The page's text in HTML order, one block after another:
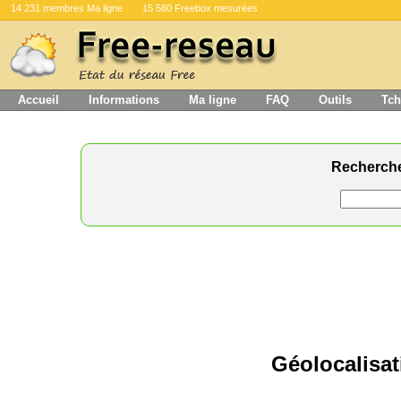
14 231 membres Ma ligne 15 560 Freebox mesurées
Accueil Informations Ma ligne FAQ Outils